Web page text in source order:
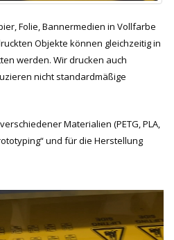
Folie, Bannermedien in Vollfarbe
Objekte können gleichzeitig in
werden. Wir drucken auch
nicht standardmäßige
Materialien (PETG, PLA,
und für die Herstellung